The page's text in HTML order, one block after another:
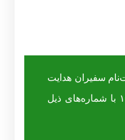
سفیران هدایت
در سال تحصیلی ۰۲-۱۴۰۱ با شماره‌های ذیل